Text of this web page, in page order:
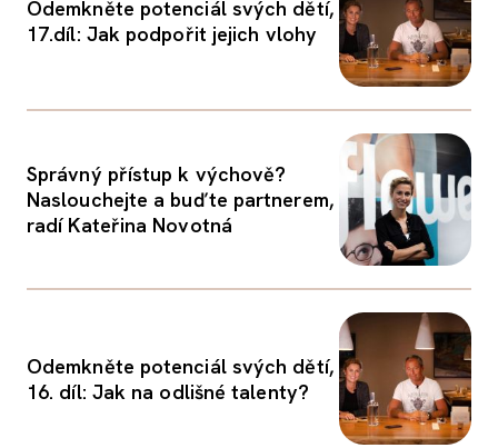
Odemkněte potenciál svých dětí,
17.díl: Jak podpořit jejich vlohy
Správný přístup k výchově?
Naslouchejte a buďte partnerem,
radí Kateřina Novotná
Odemkněte potenciál svých dětí,
16. díl: Jak na odlišné talenty?